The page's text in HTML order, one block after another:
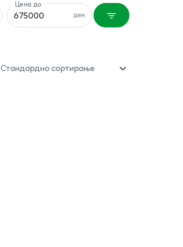
ден.
Цена до
Стандардно сортирање